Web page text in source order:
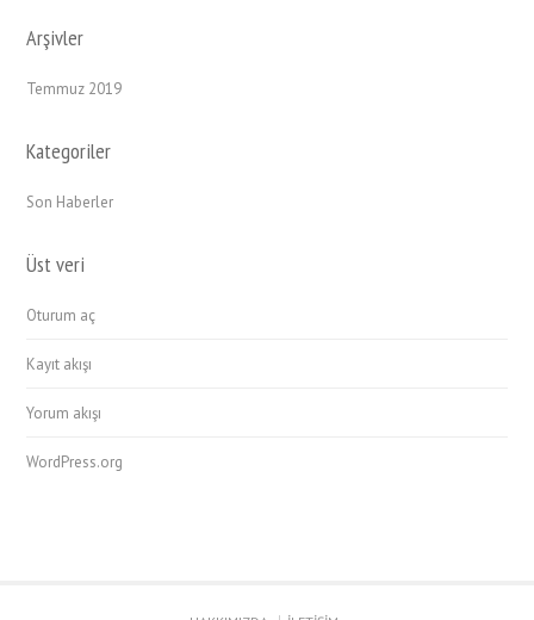
Arşivler
Temmuz 2019
Kategoriler
Son Haberler
Üst veri
Oturum aç
Kayıt akışı
Yorum akışı
WordPress.org